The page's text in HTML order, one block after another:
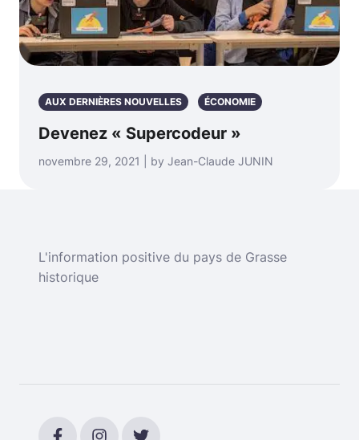
AUX DERNIÈRES NOUVELLES ÉCONOMIE
Devenez « Supercodeur »
novembre 29, 2021 | by Jean-Claude JUNIN
L'information positive du pays de Grasse
historique